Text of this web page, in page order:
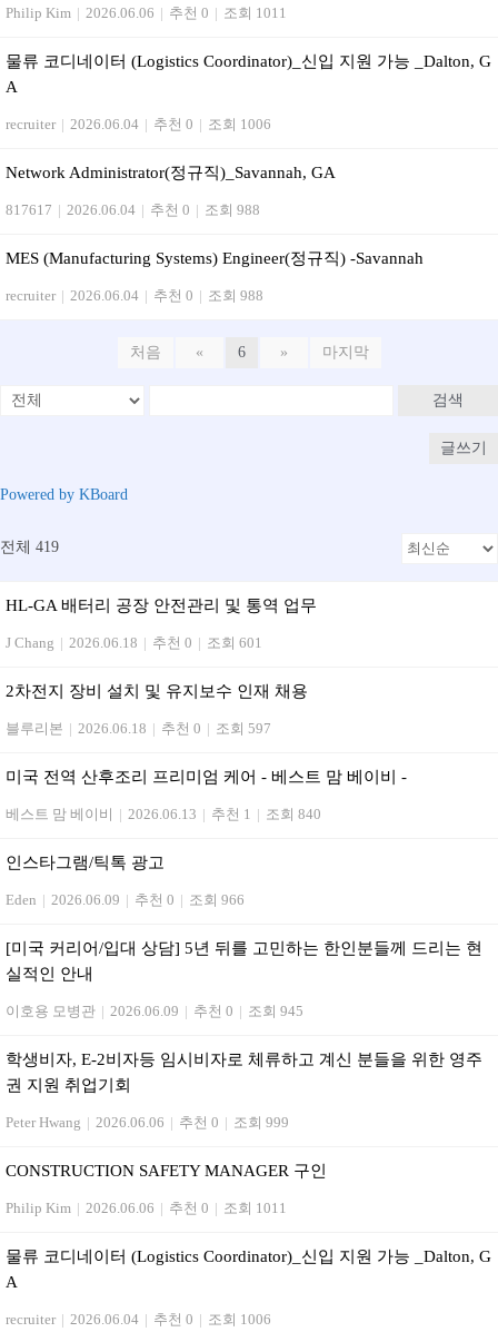
Philip Kim | 2026.06.06 | 추천 0 | 조회 1011
물류 코디네이터 (Logistics Coordinator)_신입 지원 가능 _Dalton, G
A
recruiter | 2026.06.04 | 추천 0 | 조회 1006
Network Administrator(정규직)_Savannah, GA
817617 | 2026.06.04 | 추천 0 | 조회 988
MES (Manufacturing Systems) Engineer(정규직) -Savannah
recruiter | 2026.06.04 | 추천 0 | 조회 988
처음 « 6 » 마지막
검색
글쓰기
Powered by KBoard
전체 419
HL-GA 배터리 공장 안전관리 및 통역 업무
J Chang | 2026.06.18 | 추천 0 | 조회 601
2차전지 장비 설치 및 유지보수 인재 채용
블루리본 | 2026.06.18 | 추천 0 | 조회 597
미국 전역 산후조리 프리미엄 케어 - 베스트 맘 베이비 -
베스트 맘 베이비 | 2026.06.13 | 추천 1 | 조회 840
인스타그램/틱톡 광고
Eden | 2026.06.09 | 추천 0 | 조회 966
[미국 커리어/입대 상담] 5년 뒤를 고민하는 한인분들께 드리는 현
실적인 안내
이호용 모병관 | 2026.06.09 | 추천 0 | 조회 945
학생비자, E-2비자등 임시비자로 체류하고 계신 분들을 위한 영주
권 지원 취업기회
Peter Hwang | 2026.06.06 | 추천 0 | 조회 999
CONSTRUCTION SAFETY MANAGER 구인
Philip Kim | 2026.06.06 | 추천 0 | 조회 1011
물류 코디네이터 (Logistics Coordinator)_신입 지원 가능 _Dalton, G
A
recruiter | 2026.06.04 | 추천 0 | 조회 1006